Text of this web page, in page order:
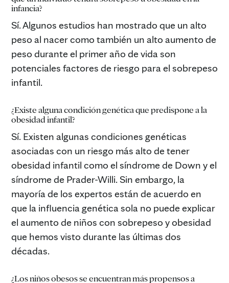
infancia?
Sí. Algunos estudios han mostrado que un alto
peso al nacer como también un alto aumento de
peso durante el primer año de vida son
potenciales factores de riesgo para el sobrepeso
infantil.
¿Existe alguna condición genética que predispone a la
obesidad infantil?
Sí. Existen algunas condiciones genéticas
asociadas con un riesgo más alto de tener
obesidad infantil como el síndrome de Down y el
síndrome de Prader-Willi. Sin embargo, la
mayoría de los expertos están de acuerdo en
que la influencia genética sola no puede explicar
el aumento de niños con sobrepeso y obesidad
que hemos visto durante las últimas dos
décadas.
¿Los niños obesos se encuentran más propensos a